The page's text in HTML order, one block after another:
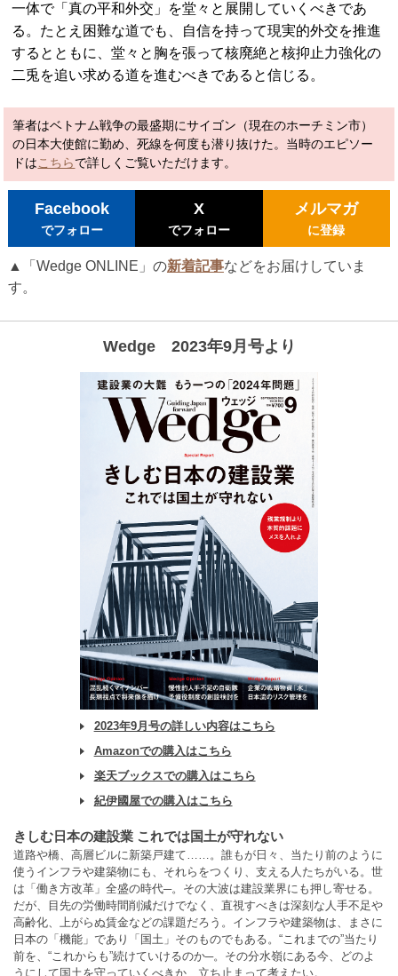
一体で「真の平和外交」を堂々と展開していくべきであ
る。たとえ困難な道でも、自信を持って現実的外交を推進
するとともに、堂々と胸を張って核廃絶と核抑止力強化の
二兎を追い求める道を進むべきであると信じる。
筆者はベトナム戦争の最盛期にサイゴン（現在のホーチミン市）
の日本大使館に勤め、死線を何度も潜り抜けた。当時のエピソー
ドはこちらで詳しくご覧いただけます。
Facebook
でフォロー
X
でフォロー
メルマガ
に登録
▲「Wedge ONLINE」の新着記事などをお届けしていま
す。
Wedge 2023年9月号より
2023年9月号の詳しい内容はこちら
Amazonでの購入はこちら
楽天ブックスでの購入はこちら
紀伊國屋での購入はこちら
きしむ日本の建設業 これでは国土が守れない
道路や橋、高層ビルに新築戸建て……。誰もが日々、当たり前のように
使うインフラや建築物にも、それらをつくり、支える人たちがいる。世
は「働き方改革」全盛の時代─。その大波は建設業界にも押し寄せる。
だが、目先の労働時間削減だけでなく、直視すべきは深刻な人手不足や
高齢化、上がらぬ賃金などの課題だろう。インフラや建築物は、まさに
日本の「機能」であり「国土」そのものでもある。“これまでの”当たり
前を、“これからも”続けていけるのか─。その分水嶺にある今、どのよ
うにして国土を守っていくべきか、立ち止まって考えたい。